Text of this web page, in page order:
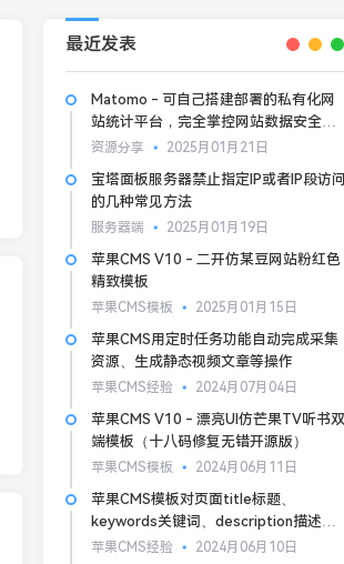
最近发表
Matomo - 可自己搭建部署的私有化网
站统计平台，完全掌控网站数据安全和
隐私
资源分享 2025月01月21日
宝塔面板服务器禁止指定IP或者IP段访问
的几种常见方法
服务器端 2025月01月19日
苹果CMS V10 - 二开仿某豆网站粉红色
精致模板
苹果CMS模板 2025月01月15日
苹果CMS用定时任务功能自动完成采集
资源、生成静态视频文章等操作
苹果CMS经验 2024月07月04日
苹果CMS V10 - 漂亮UI仿芒果TV听书双
端模板（十八码修复无错开源版）
苹果CMS模板 2024月06月11日
苹果CMS模板对页面title标题、
keywords关键词、description描述的
基本SEO优化
苹果CMS经验 2024月06月10日